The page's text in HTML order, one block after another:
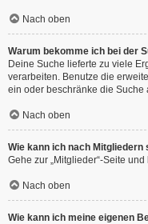
Nach oben
Warum bekomme ich bei der
Deine Suche lieferte zu viele
verarbeiten. Benutze die
ein oder beschränke die
Nach oben
Wie kann ich nach Mitgliedern
Gehe zur „Mitglieder“-Seite
Nach oben
Wie kann ich meine eigenen